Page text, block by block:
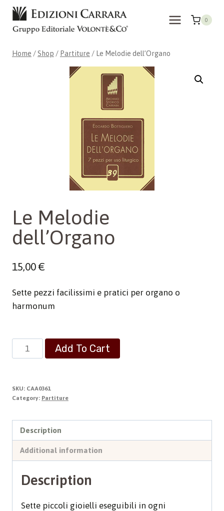
Skip
content
0
Home / Shop / Partiture / Le Melodie dell’Organo
Le Melodie
dell’Organo
15,00€
Sette pezzi facilissimi e pratici per organo o
harmonum
Melodie
quantity
Add To Cart
SKU: CAA0361
Category: Partiture
Description
Additional information
Description
Sette piccoli gioielli eseguibili in ogni